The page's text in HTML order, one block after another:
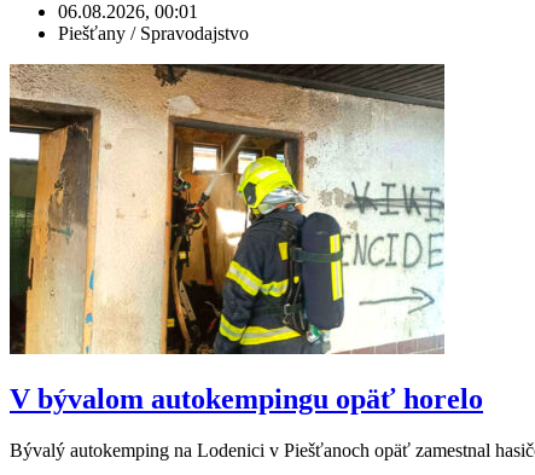
06.08.2026, 00:01
Piešťany / Spravodajstvo
V bývalom autokempingu opäť horelo
Bývalý autokemping na Lodenici v Piešťanoch opäť zamestnal